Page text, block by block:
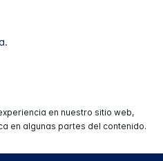
en nuestro sitio web,
en algunas partes del contenido.